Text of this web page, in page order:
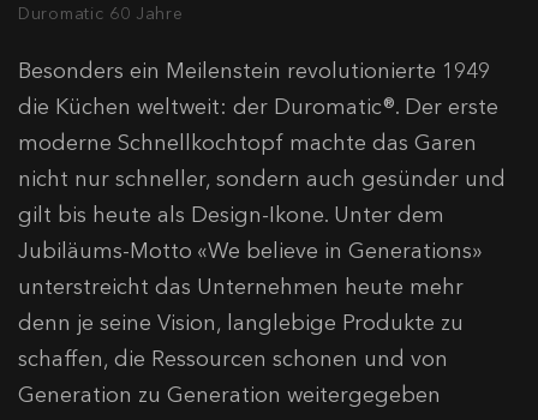
Duromatic 60 Jahre
Besonders ein Meilenstein revolutionierte 1949
die Küchen weltweit: der Duromatic®. Der erste
moderne Schnellkochtopf machte das Garen
nicht nur schneller, sondern auch gesünder und
gilt bis heute als Design-Ikone. Unter dem
Jubiläums-Motto «We believe in Generations»
unterstreicht das Unternehmen heute mehr
denn je seine Vision, langlebige Produkte zu
schaffen, die Ressourcen schonen und von
Generation zu Generation weitergegeben